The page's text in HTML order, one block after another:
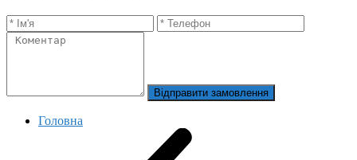
Відправити замовлення
Головна